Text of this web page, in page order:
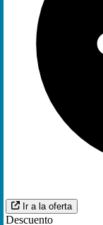
Ir a la oferta
Descuento